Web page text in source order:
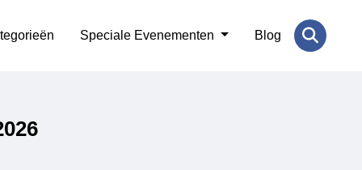
Speciale Evenementen Blog